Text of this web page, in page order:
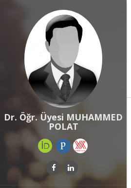
Dr. Öğr. Üyesi MUHAMMED
POLAT